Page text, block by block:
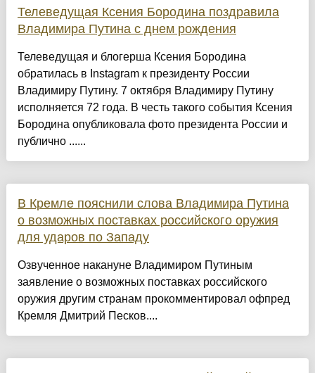
Телеведущая Ксения Бородина поздравила
Владимира Путина с днем рождения
Телеведущая и блогерша Ксения Бородина
обратилась в Instagram к президенту России
Владимиру Путину. 7 октября Владимиру Путину
исполняется 72 года. В честь такого события Ксения
Бородина опубликовала фото президента России и
публично ......
В Кремле пояснили слова Владимира Путина
о возможных поставках российского оружия
для ударов по Западу
Озвученное накануне Владимиром Путиным
заявление о возможных поставках российского
оружия другим странам прокомментировал офпред
Кремля Дмитрий Песков....